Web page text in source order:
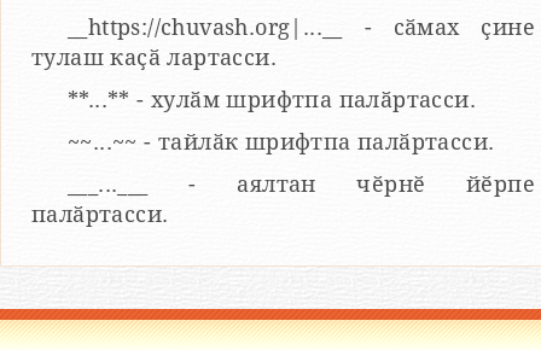
__https://chuvash.org|...__ - сӑмах ҫине
тулаш каҫӑ лартасси.
**...** - хулӑм шрифтпа палӑртасси.
~~...~~ - тайлӑк шрифтпа палӑртасси.
___...___ - аялтан чӗрнӗ йӗрпе
палӑртасси.